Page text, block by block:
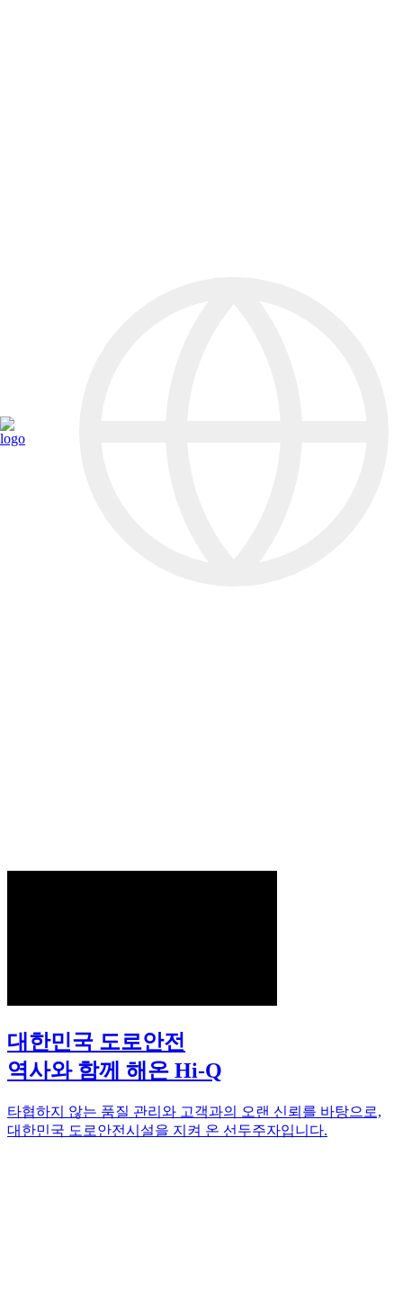
대한민국 도로안전
역사와 함께 해온 Hi-Q
타협하지 않는 품질 관리와 고객과의 오랜 신뢰를 바탕으로,
대한민국 도로안전시설을 지켜 온 선두주자입니다.